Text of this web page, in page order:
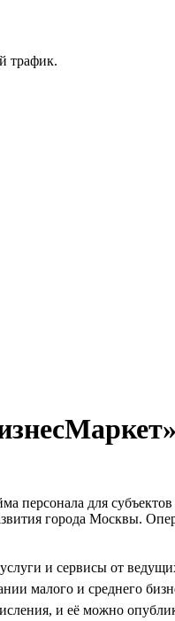
трафик.
для
города Москвы.
и сервисы от
малого и среднего
и её можно